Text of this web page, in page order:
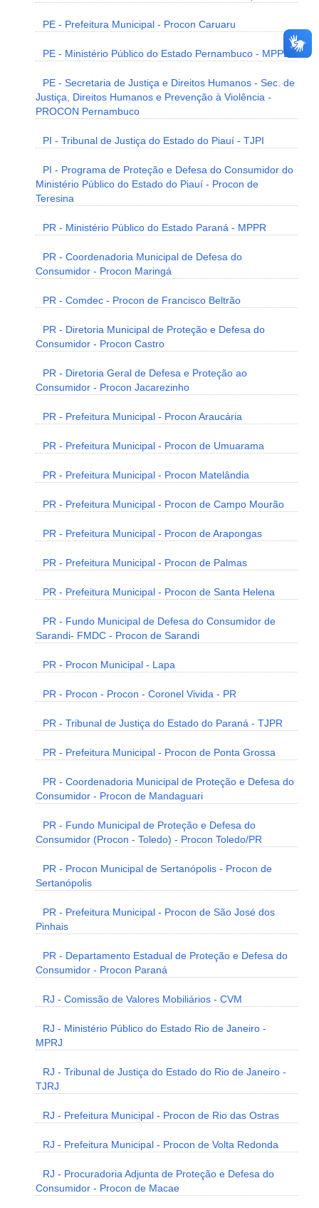
PE - Prefeitura Municipal - Procon Caruaru
PE - Ministério Público do Estado Pernambuco - MPPE
PE - Secretaria de Justiça e Direitos Humanos - Sec. de
Justiça, Direitos Humanos e Prevenção à Violência -
PROCON Pernambuco
PI - Tribunal de Justiça do Estado do Piauí - TJPI
PI - Programa de Proteção e Defesa do Consumidor do
Ministério Público do Estado do Piauí - Procon de
Teresina
PR - Ministério Público do Estado Paraná - MPPR
PR - Coordenadoria Municipal de Defesa do
Consumidor - Procon Maringá
PR - Comdec - Procon de Francisco Beltrão
PR - Diretoria Municipal de Proteção e Defesa do
Consumidor - Procon Castro
PR - Diretoria Geral de Defesa e Proteção ao
Consumidor - Procon Jacarezinho
PR - Prefeitura Municipal - Procon Araucária
PR - Prefeitura Municipal - Procon de Umuarama
PR - Prefeitura Municipal - Procon Matelândia
PR - Prefeitura Municipal - Procon de Campo Mourão
PR - Prefeitura Municipal - Procon de Arapongas
PR - Prefeitura Municipal - Procon de Palmas
PR - Prefeitura Municipal - Procon de Santa Helena
PR - Fundo Municipal de Defesa do Consumidor de
Sarandi- FMDC - Procon de Sarandi
PR - Procon Municipal - Lapa
PR - Procon - Procon - Coronel Vivida - PR
PR - Tribunal de Justiça do Estado do Paraná - TJPR
PR - Prefeitura Municipal - Procon de Ponta Grossa
PR - Coordenadoria Municipal de Proteção e Defesa do
Consumidor - Procon de Mandaguari
PR - Fundo Municipal de Proteção e Defesa do
Consumidor (Procon - Toledo) - Procon Toledo/PR
PR - Procon Municipal de Sertanópolis - Procon de
Sertanópolis
PR - Prefeitura Municipal - Procon de São José dos
Pinhais
PR - Departamento Estadual de Proteção e Defesa do
Consumidor - Procon Paraná
RJ - Comissão de Valores Mobiliários - CVM
RJ - Ministério Público do Estado Rio de Janeiro -
MPRJ
RJ - Tribunal de Justiça do Estado do Rio de Janeiro -
TJRJ
RJ - Prefeitura Municipal - Procon de Rio das Ostras
RJ - Prefeitura Municipal - Procon de Volta Redonda
RJ - Procuradoria Adjunta de Proteção e Defesa do
Consumidor - Procon de Macae